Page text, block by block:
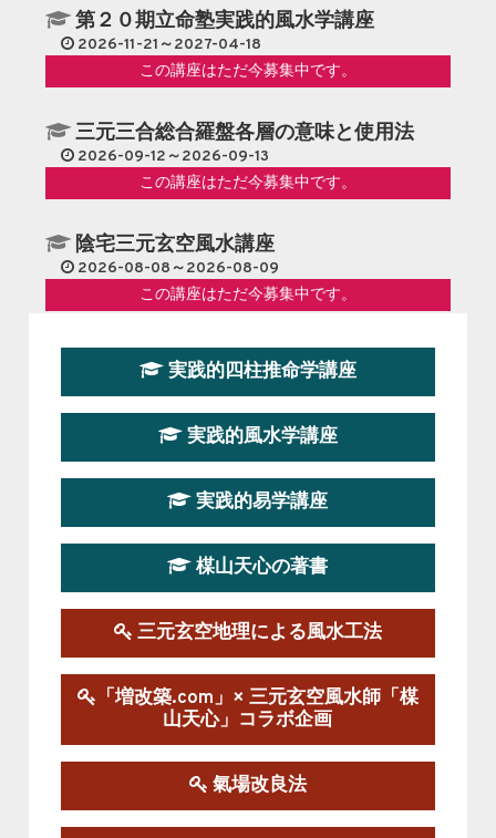
第２０期立命塾実践的風水学講座
2026-11-21～2027-04-18
この講座はただ今募集中です。
三元三合総合羅盤各層の意味と使用法
2026-09-12～2026-09-13
この講座はただ今募集中です。
陰宅三元玄空風水講座
2026-08-08～2026-08-09
この講座はただ今募集中です。
第１９期立命塾『実践的易学講座』
2026-08-22～2026-10-25
第19期立命塾実践的四柱推命学講座
2026-03-20～2026-07-19
第１９期立命塾実践的風水学講座
この講座の募集は終了しました。
陰宅三元玄空風水講座
2025-06-07～2025-06-08
この講座の募集は終了しました。
第１８期立命塾『実践的易学講座』
2025-06-21～2025-08-24
実践的四柱推命学講座
実践的風水学講座
実践的易学講座
楳山天心の著書
三元玄空地理による風水工法
「増改築.com」× 三元玄空風水師「楳
山天心」コラボ企画
氣場改良法